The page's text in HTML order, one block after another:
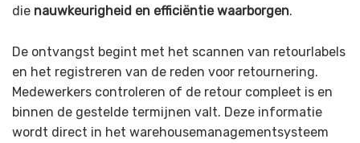
die nauwkeurigheid en efficiëntie waarborgen.
De ontvangst begint met het scannen van retourlabels
en het registreren van de reden voor retournering.
Medewerkers controleren of de retour compleet is en
binnen de gestelde termijnen valt. Deze informatie
wordt direct in het warehousemanagementsysteem